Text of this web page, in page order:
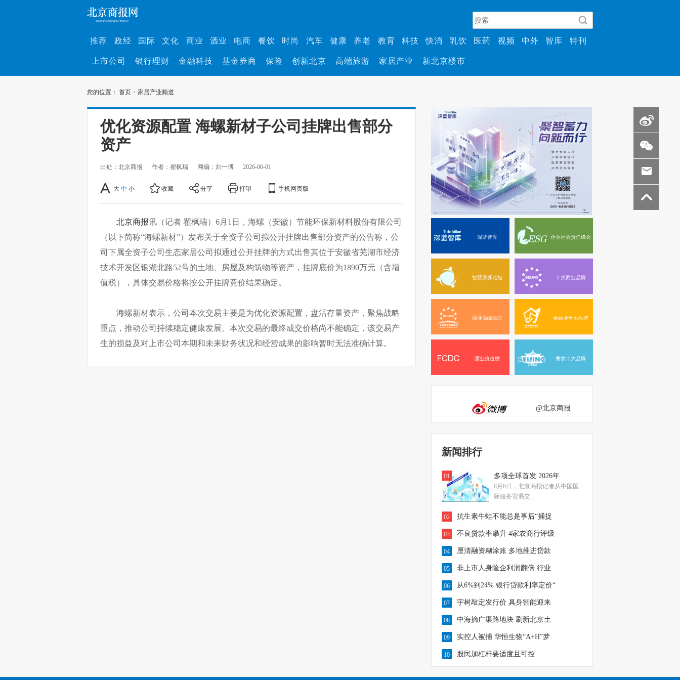
推荐 政经 国际 文化 商业 酒业 电商 餐饮 时尚 汽车 健康 养老 教育 科技 快消 乳饮 医药 视频 中外 智库 特刊
上市公司 银行理财 金融科技 基金券商 保险 创新北京 高端旅游 家居产业 新北京楼市
您的位置： 首页 > 家居产业频道
优化资源配置 海螺新材子公司挂牌出售部分
资产
出处：北京商报 作者：翟枫瑞 网编：刘一博 2026-06-01
大 中 小 收藏 分享 打印 手机网页版
北京商报讯（记者 翟枫瑞）6月1日，海螺（安徽）节能环保新材料股份有限公司
（以下简称“海螺新材”）发布关于全资子公司拟公开挂牌出售部分资产的公告称，公
司下属全资子公司生态家居公司拟通过公开挂牌的方式出售其位于安徽省芜湖市经济
技术开发区银湖北路52号的土地、房屋及构筑物等资产，挂牌底价为1890万元（含增
值税），具体交易价格将按公开挂牌竞价结果确定。
海螺新材表示，公司本次交易主要是为优化资源配置，盘活存量资产，聚焦战略
重点，推动公司持续稳定健康发展。本次交易的最终成交价格尚不能确定，该交易产
生的损益及对上市公司本期和未来财务状况和经营成果的影响暂时无法准确计算。
深蓝智库 企业社会责任峰会
智慧康养论坛 十大商业品牌
商业高峰论坛 金融业十大品牌
酒业价值榜 餐饮十大品牌
@北京商报
新闻排行
01 多项全球首发 2026年
8月6日，北京商报记者从中国国
际服务贸易交...
02 抗生素牛蛙不能总是事后“捕捉
03 不良贷款率攀升 4家农商行评级
04 厘清融资糊涂账 多地推进贷款
05 非上市人身险企利润翻倍 行业
06 从6%到24% 银行贷款利率定价“
07 宇树敲定发行价 具身智能迎来
08 中海摘广渠路地块 刷新北京土
09 实控人被捕 华恒生物“A+H”梦
10 股民加杠杆要适度且可控